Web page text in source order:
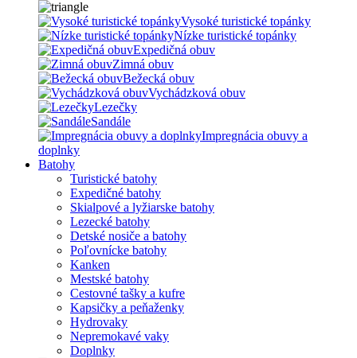
Vysoké turistické topánky
Nízke turistické topánky
Expedičná obuv
Zimná obuv
Bežecká obuv
Vychádzková obuv
Lezečky
Sandále
Impregnácia obuvy a
doplnky
Batohy
Turistické batohy
Expedičné batohy
Skialpové a lyžiarske batohy
Lezecké batohy
Detské nosiče a batohy
Poľovnícke batohy
Kanken
Mestské batohy
Cestovné tašky a kufre
Kapsičky a peňaženky
Hydrovaky
Nepremokavé vaky
Doplnky